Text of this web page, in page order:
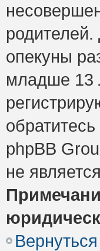
родителей.
опекуны
младше 13
phpBB
не